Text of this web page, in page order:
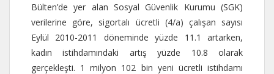
Bülten’de yer alan Sosyal Güvenlik Kurumu (SGK)
verilerine göre, sigortalı ücretli (4/a) çalışan sayısı
Eylül 2010-2011 döneminde yüzde 11.1 artarken,
kadın istihdamındaki artış yüzde 10.8 olarak
gerçekleşti. 1 milyon 102 bin yeni ücretli istihdamı